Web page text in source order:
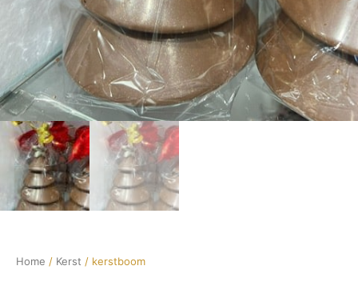
Home / Kerst / kerstboom